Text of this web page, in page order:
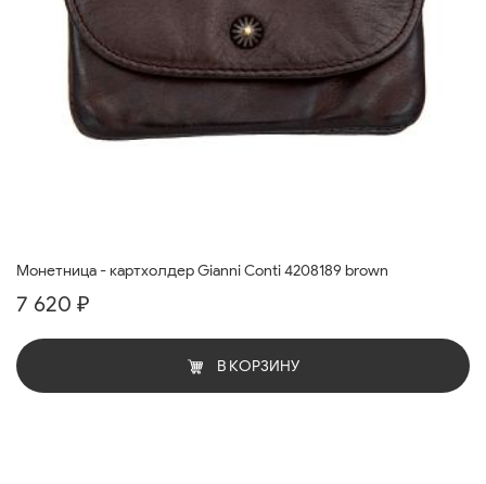
Монетница - картхолдер Gianni Conti 4208189 brown
7 620 ₽
В КОРЗИНУ